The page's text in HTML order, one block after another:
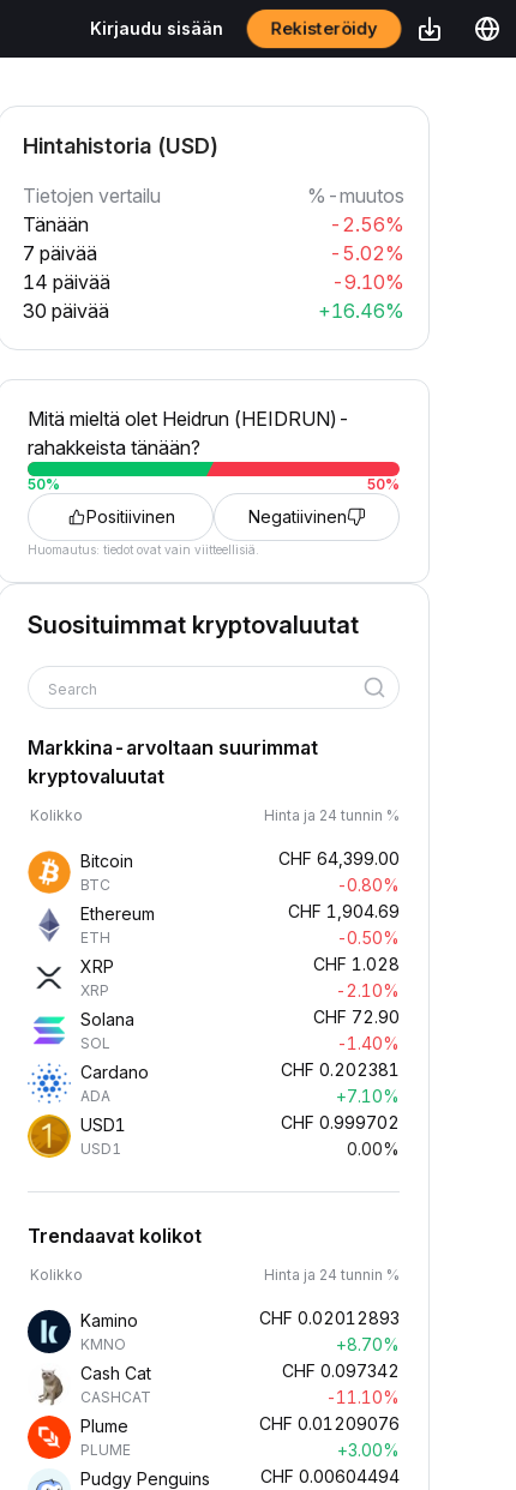
Kirjaudu sisään Rekisteröidy
Hintahistoria (USD)
Tietojen vertailu
%-muutos
Tänään
-2.56%
7 päivää
-5.02%
14 päivää
-9.10%
30 päivää
+16.46%
Mitä mieltä olet Heidrun (HEIDRUN)-
rahakkeista tänään?
50% 50%
Positiivinen Negatiivinen
Huomautus: tiedot ovat vain viitteellisiä.
Suosituimmat kryptovaluutat
Search
Markkina-arvoltaan suurimmat
kryptovaluutat
Kolikko Hinta ja 24 tunnin %
Bitcoin
BTC
CHF 64,399.00
-0.80%
Ethereum
ETH
CHF 1,904.69
-0.50%
XRP
XRP
CHF 1.028
-2.10%
Solana
SOL
CHF 72.90
-1.40%
Cardano
ADA
CHF 0.202381
+7.10%
USD1
USD1
CHF 0.999702
0.00%
Trendaavat kolikot
Kolikko Hinta ja 24 tunnin %
Kamino
KMNO
CHF 0.02012893
+8.70%
Cash Cat
CASHCAT
CHF 0.097342
-11.10%
Plume
PLUME
CHF 0.01209076
+3.00%
Pudgy Penguins
CHF 0.00604494